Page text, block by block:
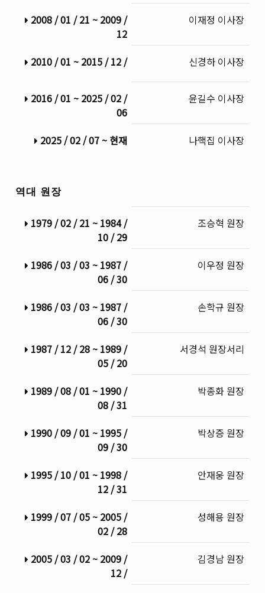
2008 / 01 / 21 ~ 2009 /
12
이재정 이사장
2010 / 01 ~ 2015 / 12 / 신경하 이사장
2016 / 01 ~ 2025 / 02 /
06
윤길수 이사장
2025 / 02 / 07 ~ 현재 나핵집 이사장
역대 원장
1979 / 02 / 21 ~ 1984 /
10 / 29
조승혁 원장
1986 / 03 / 03 ~ 1987 /
06 / 30
이우정 원장
1986 / 03 / 03 ~ 1987 /
06 / 30
손학규 원장
1987 / 12 / 28 ~ 1989 /
05 / 20
서경석 원장서리
1989 / 08 / 01 ~ 1990 /
08 / 31
박종화 원장
1990 / 09 / 01 ~ 1995 /
09 / 30
박상증 원장
1995 / 10 / 01 ~ 1998 /
12 / 31
안재웅 원장
1999 / 07 / 05 ~ 2005 /
02 / 28
성해용 원장
2005 / 03 / 02 ~ 2009 /
12 /
김경남 원장